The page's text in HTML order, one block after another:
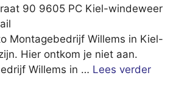
90 9605 PC Kiel-windeweer
Montagebedrijf Willems in Kiel-
Hier ontkom je niet aan.
Willems in … Lees verder